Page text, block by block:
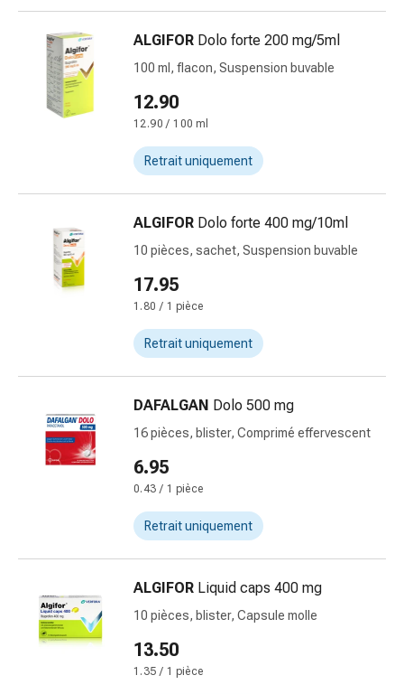
pathologique
Peau
Boutons
fièvre
Éruption
cutanée
naturels
Thérapie
fleurs
Bach
À
base
bourgeons
plantes
Homéopathie
Phytothérapie
Sel
Schüssler
Spagyrie
Anthroposophiques
ALGIFOR Dolo forte 200 mg/5ml
100 ml, flacon, Suspension buvable
12.90
12.90 / 100 ml
Retrait uniquement
ALGIFOR Dolo forte 400 mg/10ml
10 pièces, sachet, Suspension buvable
17.95
1.80 / 1 pièce
Retrait uniquement
DAFALGAN Dolo 500 mg
16 pièces, blister, Comprimé effervescent
6.95
0.43 / 1 pièce
Retrait uniquement
ALGIFOR Liquid caps 400 mg
10 pièces, blister, Capsule molle
13.50
1.35 / 1 pièce